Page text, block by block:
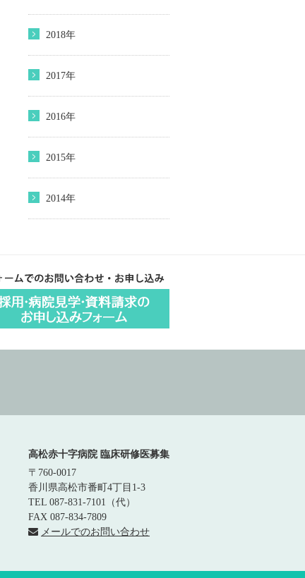
2018年
2017年
2016年
2015年
2014年
高松赤十字病院 臨床研修医募集
〒760-0017
香川県高松市番町4丁目1-3
TEL 087-831-7101（代）
FAX 087-834-7809
メールでのお問い合わせ